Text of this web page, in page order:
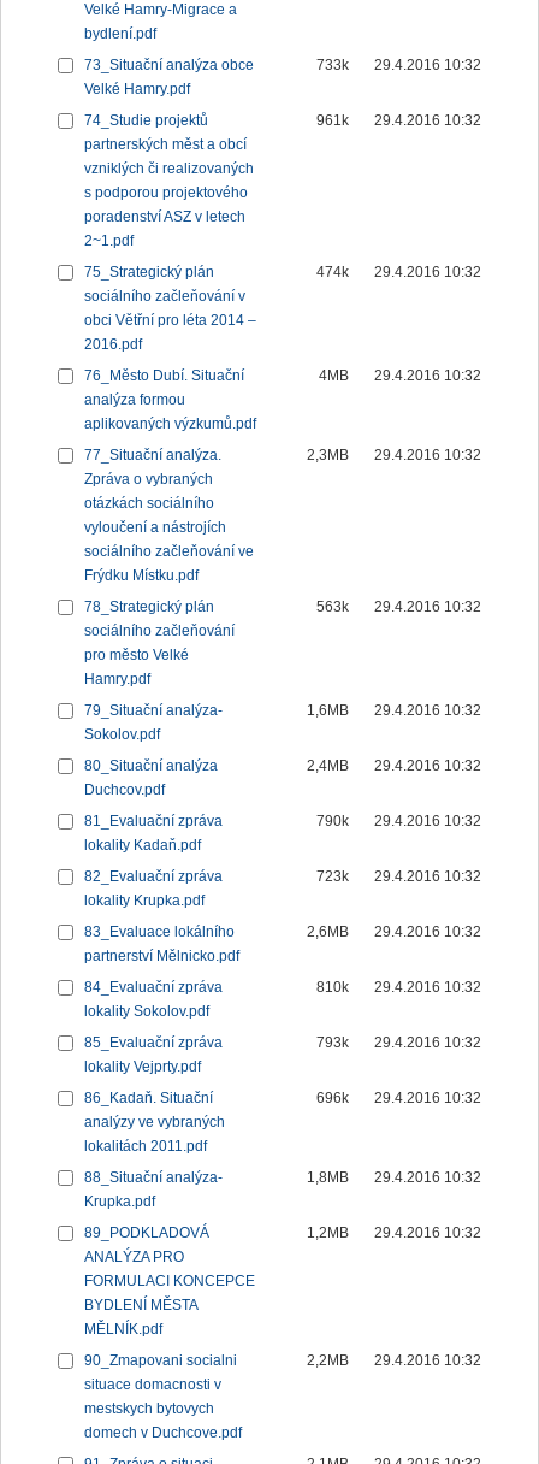
Velké Hamry-Migrace a
bydlení.pdf
73_Situační analýza obce
Velké Hamry.pdf
733k 29.4.2016 10:32
74_Studie projektů
partnerských měst a obcí
vzniklých či realizovaných
s podporou projektového
poradenství ASZ v letech
2~1.pdf
961k 29.4.2016 10:32
75_Strategický plán
sociálního začleňování v
obci Větřní pro léta 2014 –
2016.pdf
474k 29.4.2016 10:32
76_Město Dubí. Situační
analýza formou
aplikovaných výzkumů.pdf
4MB 29.4.2016 10:32
77_Situační analýza.
Zpráva o vybraných
otázkách sociálního
vyloučení a nástrojích
sociálního začleňování ve
Frýdku Místku.pdf
2,3MB 29.4.2016 10:32
78_Strategický plán
sociálního začleňování
pro město Velké
Hamry.pdf
563k 29.4.2016 10:32
79_Situační analýza-
Sokolov.pdf
1,6MB 29.4.2016 10:32
80_Situační analýza
Duchcov.pdf
2,4MB 29.4.2016 10:32
81_Evaluační zpráva
lokality Kadaň.pdf
790k 29.4.2016 10:32
82_Evaluační zpráva
lokality Krupka.pdf
723k 29.4.2016 10:32
83_Evaluace lokálního
partnerství Mělnicko.pdf
2,6MB 29.4.2016 10:32
84_Evaluační zpráva
lokality Sokolov.pdf
810k 29.4.2016 10:32
85_Evaluační zpráva
lokality Vejprty.pdf
793k 29.4.2016 10:32
86_Kadaň. Situační
analýzy ve vybraných
lokalitách 2011.pdf
696k 29.4.2016 10:32
88_Situační analýza-
Krupka.pdf
1,8MB 29.4.2016 10:32
89_PODKLADOVÁ
ANALÝZA PRO
FORMULACI KONCEPCE
BYDLENÍ MĚSTA
MĚLNÍK.pdf
1,2MB 29.4.2016 10:32
90_Zmapovani socialni
situace domacnosti v
mestskych bytovych
domech v Duchcove.pdf
2,2MB 29.4.2016 10:32